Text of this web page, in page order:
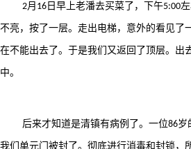
2月 16 日早上老潘去买菜了，下午5:00
不亮，按了一层。走出电梯，意外的看见了
在不能出去了。于是我们又返回了顶层。出
中。
后来才知道是清镇有病例了。一位86岁
我们单元门被封了。彻底进行消毒和封锁，